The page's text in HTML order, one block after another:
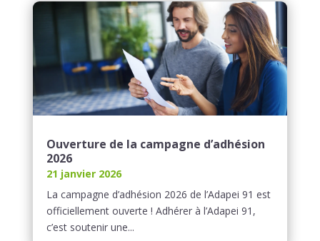
Ouverture de la campagne d’adhésion
2026
21 janvier 2026
La campagne d’adhésion 2026 de l’Adapei 91 est
officiellement ouverte ! Adhérer à l’Adapei 91,
c’est soutenir une...